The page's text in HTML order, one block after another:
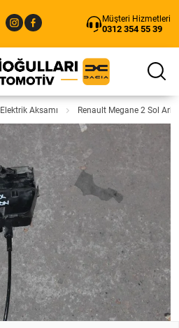
Müşteri Hizmetleri
0312 354 55 39
Elektrik Aksamı Renault Megane 2 Sol